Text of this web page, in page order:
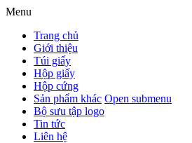
Menu
Trang chủ
Giới thiệu
Túi giấy
Hộp giấy
Hộp cứng
Sản phẩm khác Open submenu
Bộ sưu tập logo
Tin tức
Liên hệ